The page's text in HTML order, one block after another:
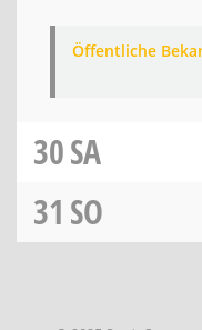
Öffentliche
30SA
31 SO